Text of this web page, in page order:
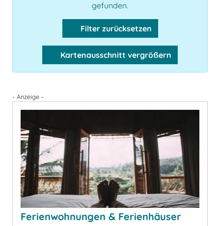
gefunden.
Filter zurücksetzen
Kartenausschnitt vergrößern
- Anzeige -
Ferienwohnungen & Ferienhäuser